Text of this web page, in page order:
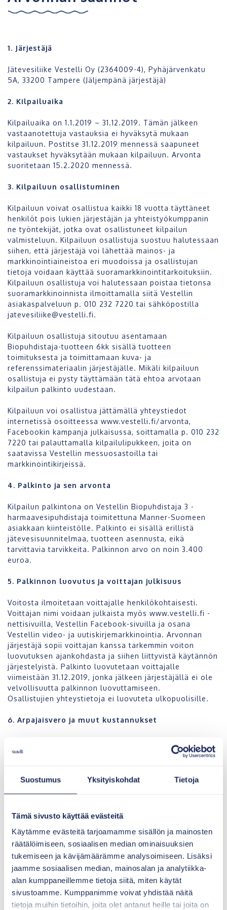
Suostumus Yksityiskohdat Tietoja
Tämä sivusto käyttää evästeitä
Käytämme evästeitä tarjoamamme sisällön ja mainosten
räätälöimiseen, sosiaalisen median ominaisuuksien
tukemiseen ja kävijämäärämme analysoimiseen. Lisäksi
jaamme sosiaalisen median, mainosalan ja analytiikka-
alan kumppaneillemme tietoja siitä, miten käytät
sivustoamme. Kumppanimme voivat yhdistää näitä
tietoja muihin tietoihin, joita olet antanut heille tai joita on
1. Järjestäjä
Jätevesiliike Vestelli Oy (2364009-4), Pyhäjärvenkatu
5A, 33200 Tampere (Jäljempänä järjestäjä)
2. Kilpailuaika
Kilpailuaika on 1.1.2019 – 31.12.2019. Tämän jälkeen
vastaanotettuja vastauksia ei hyväksytä mukaan
kilpailuun. Postitse 31.12.2019 mennessä saapuneet
vastaukset hyväksytään mukaan kilpailuun. Arvonta
suoritetaan 15.2.2020 mennessä.
3. Kilpailuun osallistuminen
Kilpailuun voivat osallistua kaikki 18 vuotta täyttäneet
henkilöt pois lukien järjestäjän ja yhteistyökumppanin
ne työntekijät, jotka ovat osallistuneet kilpailun
valmisteluun. Kilpailuun osallistuja suostuu halutessaan
siihen, että järjestäjä voi lähettää mainos- ja
markkinointiaineistoa eri muodoissa ja osallistujan
tietoja voidaan käyttää suoramarkkinointitarkoituksiin.
Kilpailuun osallistuja voi halutessaan poistaa tietonsa
suoramarkkinoinnista ilmoittamalla siitä Vestellin
asiakaspalveluun p. 010 232 7220 tai sähköpostilla
jatevesiliike@vestelli.fi.
Kilpailuun osallistuja sitoutuu asentamaan
Biopuhdistaja-tuotteen 6kk sisällä tuotteen
toimituksesta ja toimittamaan kuva- ja
referenssimateriaalin järjestäjälle. Mikäli kilpailuun
osallistuja ei pysty täyttämään tätä ehtoa arvotaan
kilpailun palkinto uudestaan.
Kilpailuun voi osallistua jättämällä yhteystiedot
internetissä osoitteessa www.vestelli.fi/arvonta,
Facebookin kampanja julkaisussa, soittamalla p. 010 232
7220 tai palauttamalla kilpailulipukkeen, joita on
saatavissa Vestellin messuosastoilla tai
markkinointikirjeissä.
4. Palkinto ja sen arvonta
Kilpailun palkintona on Vestellin Biopuhdistaja 3 -
harmaavesipuhdistaja toimitettuna Manner-Suomeen
asiakkaan kiinteistölle. Palkinto ei sisällä erillistä
jätevesisuunnitelmaa, tuotteen asennusta, eikä
tarvittavia tarvikkeita. Palkinnon arvo on noin 3.400
euroa.
5. Palkinnon luovutus ja voittajan julkisuus
Voitosta ilmoitetaan voittajalle henkilökohtaisesti.
Voittajan nimi voidaan julkaista myös www.vestelli.fi -
nettisivuilla, Vestellin Facebook-sivuilla ja osana
Vestellin video- ja uutiskirjemarkkinointia. Arvonnan
järjestäjä sopii voittajan kanssa tarkemmin voiton
luovutuksen ajankohdasta ja siihen liittyvistä käytännön
järjestelyistä. Palkinto luovutetaan voittajalle
viimeistään 31.12.2019, jonka jälkeen järjestäjällä ei ole
velvollisuutta palkinnon luovuttamiseen.
Osallistujien yhteystietoja ei luovuteta ulkopuolisille.
6. Arpajaisvero ja muut kustannukset
arpajaisveron näissä virallisissa säännöissä luetellusta
7. Palkinnon hyvittäminen tai vaihto
Järjestäjä hyvittää voittajalle kauppasummaa
tilannut Vestellin tuotteita kilpailuaikana 1.1.2019 –
31.12.2019. Kauppahinnan hyvitys ei siis koske
kilpailuajan ulkopuolella tehtyjä Vestelli-tilauksia.
Palkintoa ei myöskään vaihdeta rahaksi tai muuhun
tavaraan.
Viralliset säännöt koskevat kaikkia osallistujia.